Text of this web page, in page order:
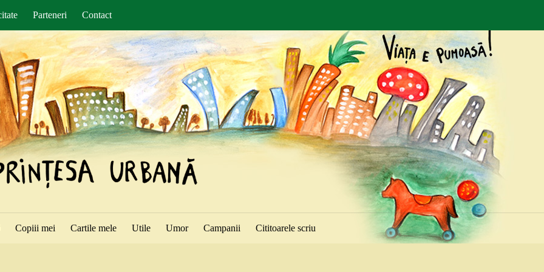
Parteneri Contact
Copiii mei Cartile mele Utile Umor Campanii Cititoarele scriu